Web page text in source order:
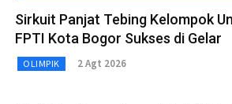
Sirkuit Panjat Tebing Kelompok
FPTI Kota Bogor Sukses di Gelar
OLIMPIK 2 Agt 2026